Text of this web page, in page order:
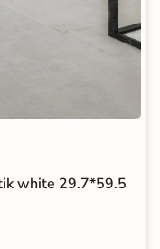
white 29.7*59.5